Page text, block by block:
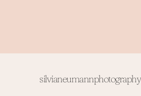
silvianeumannphotography